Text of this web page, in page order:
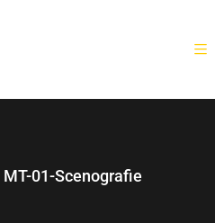
MT-01-Scenografie